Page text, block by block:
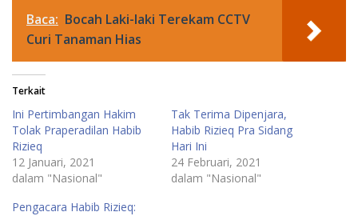
Baca: Bocah Laki-laki Terekam CCTV
Curi Tanaman Hias
Terkait
Ini Pertimbangan Hakim
Tolak Praperadilan Habib
Rizieq
12 Januari, 2021
dalam "Nasional"
Tak Terima Dipenjara,
Habib Rizieq Pra Sidang
Hari Ini
24 Februari, 2021
dalam "Nasional"
Pengacara Habib Rizieq: